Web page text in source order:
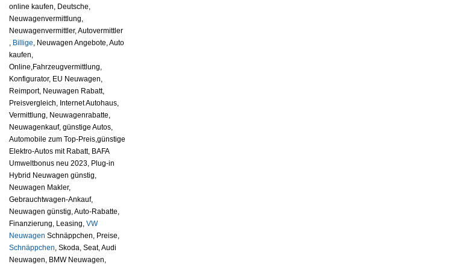
online kaufen, Deutsche,
Neuwagenvermittlung,
Neuwagenvermittler, Autovermittler
, Billige, Neuwagen Angebote, Auto
kaufen,
Online,Fahrzeugvermittlung,
Konfigurator, EU Neuwagen,
Reimport, Neuwagen Rabatt,
Preisvergleich, Internet Autohaus,
Vermittlung, Neuwagenrabatte,
Neuwagenkauf, günstige Autos,
Automobile zum Top-Preis,günstige
Elektro-Autos mit Rabatt, BAFA
Umweltbonus neu 2023, Plug-in
Hybrid Neuwagen günstig,
Neuwagen Makler,
Gebrauchtwagen-Ankauf,
Neuwagen günstig, Auto-Rabatte,
Finanzierung, Leasing, VW
Neuwagen Schnäppchen, Preise,
Schnäppchen, Skoda, Seat, Audi
Neuwagen, BMW Neuwagen,